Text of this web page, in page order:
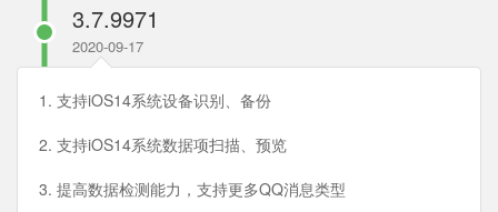
3.7.9971
2020-09-17
1. 支持iOS14系统设备识别、备份
2. 支持iOS14系统数据项扫描、预览
3. 提高数据检测能力，支持更多QQ消息类型